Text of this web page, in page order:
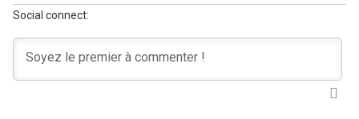
Social connect: